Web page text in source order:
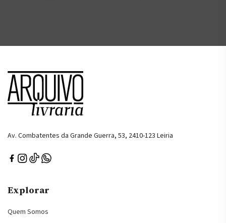
Av. Combatentes da Grande Guerra, 53, 2410-123 Leiria
Explorar
Quem Somos